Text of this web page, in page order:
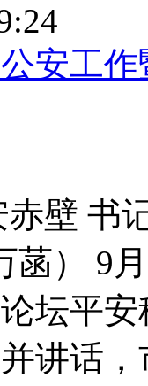
安工
壁 书
菡） 9
坛平
讲话，